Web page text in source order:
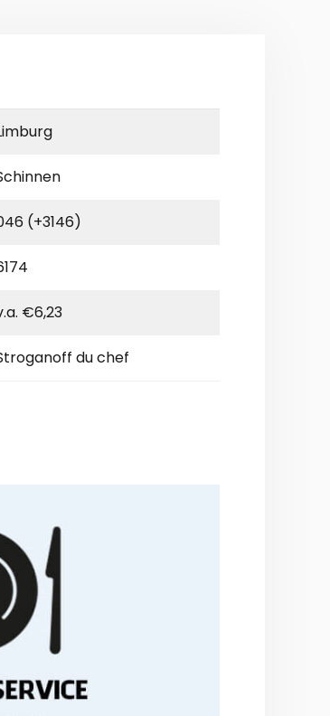
(+3146)
€6,23
du chef